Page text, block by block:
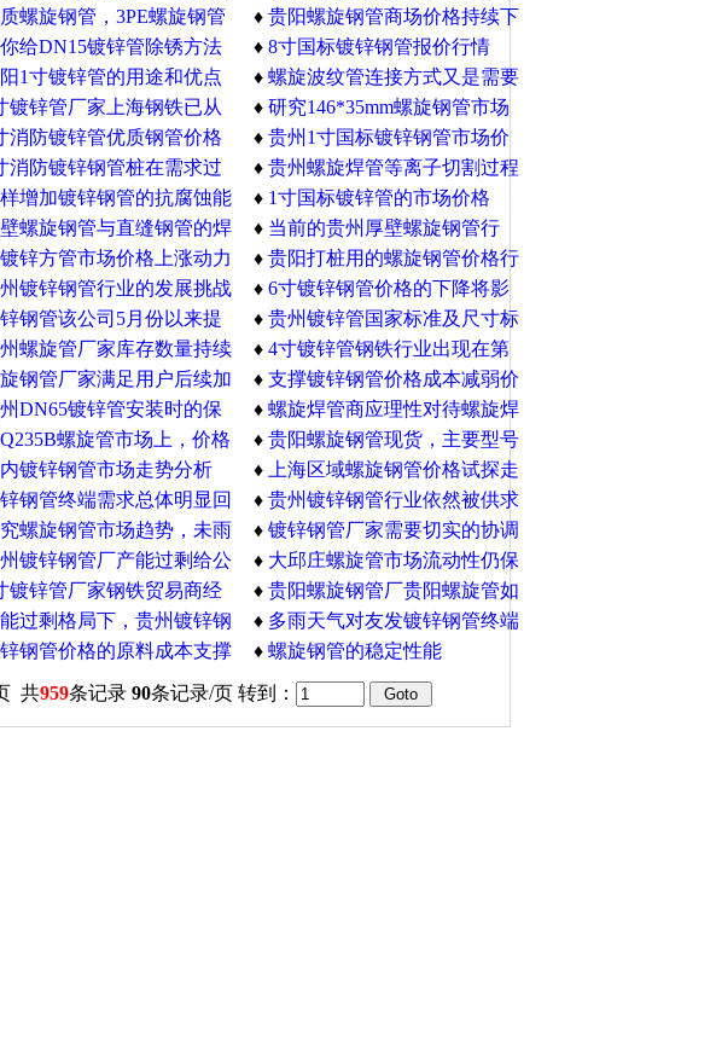
式
螺旋钢管，3PE螺旋钢管
价格？
♦ 贵阳螺旋钢管商场价格持续下
行
给DN15镀锌管除锈方法 ♦ 8寸国标镀锌钢管报价行情
1寸镀锌管的用途和优点
♦ 螺旋波纹管连接方式又是需要
考虑的另外一个重要的方向
镀锌管厂家上海钢铁已从
涨到117元
♦ 研究146*35mm螺旋钢管市场
趋势，未雨绸缪
消防镀锌管优质钢管价格 ♦ 贵州1寸国标镀锌钢管市场价
格行情
消防镀锌钢管桩在需求过
结束
♦ 贵州螺旋焊管等离子切割过程
中除尘的难点在哪里
增加镀锌钢管的抗腐蚀能
延长使用寿命
♦ 1寸国标镀锌管的市场价格
螺旋钢管与直缝钢管的焊
法有哪些不一样的地方
♦ 当前的贵州厚壁螺旋钢管行
业，高库存、低需求、低价格
怎么办
锌方管市场价格上涨动力
释放殆尽
♦ 贵阳打桩用的螺旋钢管价格行
情
镀锌钢管行业的发展挑战
遇并存，不利因素是什么
♦ 6寸镀锌钢管价格的下降将影
响下游经销商
钢管该公司5月份以来提
售旗下9家亏损子公司
♦ 贵州镀锌管国家标准及尺寸标
准介绍
螺旋管厂家库存数量持续
♦ 4寸镀锌管钢铁行业出现在第
四季度，微妙的变化
钢管厂家满足用户后续加
要求和使用性能
♦ 支撑镀锌钢管价格成本减弱价
格反弹将无望
DN65镀锌管安装时的保
施
♦ 螺旋焊管商应理性对待螺旋焊
管价格涨跌，操作仍须谨慎
螺旋管市场上，价格
弱势下跌
♦ 贵阳螺旋钢管现货，主要型号
镀锌钢管市场走势分析 ♦
上海区域螺旋钢管价格试探走
高，价格较上周五上涨30元/吨
钢管终端需求总体明显回
♦ 贵州镀锌钢管行业依然被供求
失衡的问题所困扰
螺旋钢管市场趋势，未雨
♦ 镀锌钢管厂家需要切实的协调
解决一系列的问题
镀锌钢管厂产能过剩给公
成了一种错觉是什么
♦ 大邱庄螺旋管市场流动性仍保
持相对宽松
镀锌管厂家钢铁贸易商经
动减慢
♦ 贵阳螺旋钢管厂贵阳螺旋管如
何自救
过剩格局下，贵州镀锌钢
业供给刚性
♦ 多雨天气对友发镀锌钢管终端
需求的影响仍在
钢管价格的原料成本支撑
在减弱
♦ 螺旋钢管的稳定性能
共959条记录 90条记录/页 转到：